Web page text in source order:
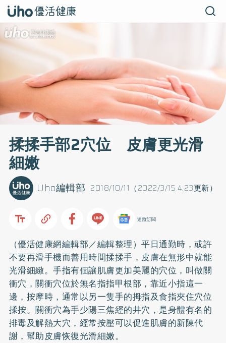
揉揉手部2穴位 皮膚更光滑
細嫩
2018/10/11（2022/3/15 4:23更新）
Uho編輯部
追蹤訂閱
（優活健康網編輯部／編輯整理）平日通勤時，或許
不要再滑手機而善用時間揉揉手，皮膚在無形中就能
光滑細緻。手指有個讓肌膚更加美麗的穴位，叫做關
衝穴，關衝穴位於無名指指甲根部，靠近小指這一
邊，按摩時，通常以另一隻手的拇指及食指夾住穴位
揉按。關衝穴為手少陽三焦經的井穴，是身體有名的
排毒及解熱大穴，經常按壓可以促進肌膚的新陳代
謝，幫助皮膚恢復光滑細嫩。